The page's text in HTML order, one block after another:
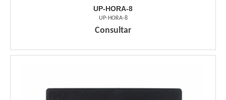
UP-HORA-8
UP-HORA-8
Consultar